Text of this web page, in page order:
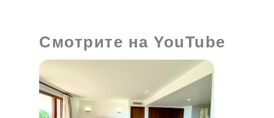
Смотрите на YouTube